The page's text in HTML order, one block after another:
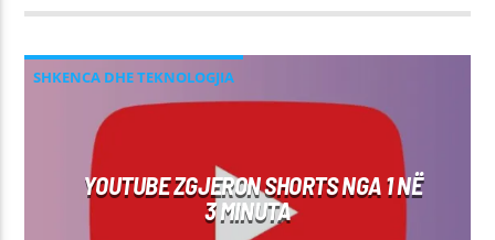
SHKENCA DHE TEKNOLOGJIA
YOUTUBE ZGJERON SHORTS NGA 1 NË
3 MINUTA